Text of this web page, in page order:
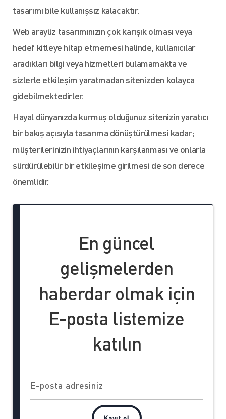
tasarımı bile kullanışsız kalacaktır.
Web arayüz tasarımınızın çok karışık olması veya
hedef kitleye hitap etmemesi halinde, kullanıcılar
aradıkları bilgi veya hizmetleri bulamamakta ve
sizlerle etkileşim yaratmadan sitenizden kolayca
gidebilmektedirler.
Hayal dünyanızda kurmuş olduğunuz sitenizin yaratıcı
bir bakış açısıyla tasarıma dönüştürülmesi kadar;
müşterilerinizin ihtiyaçlarının karşılanması ve onlarla
sürdürülebilir bir etkileşime girilmesi de son derece
önemlidir.
En güncel
gelişmelerden
haberdar olmak için
E-posta listemize
katılın